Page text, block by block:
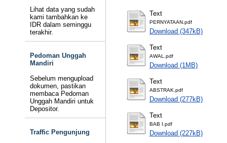
Lihat data yang sudah
kami tambahkan ke
IDR dalam seminggu
terakhir.
Pedoman Unggah
Mandiri
Sebelum mengupload
dokumen, pastikan
membaca Pedoman
Unggah Mandiri untuk
Depositor.
Traffic Pengunjung
Text
PERNYATAAN.pdf
Download (347kB)
Text
AWAL.pdf
Download (1MB)
Text
ABSTRAK.pdf
Download (277kB)
Text
BAB I.pdf
Download (227kB)